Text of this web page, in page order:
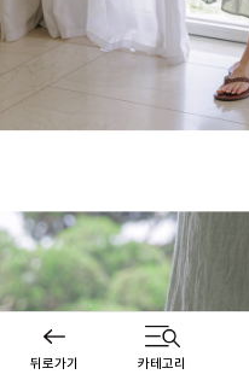
뒤로가기 카테고리